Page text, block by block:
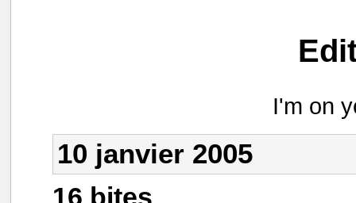
I'm on
10 janvier 2005
16 bites